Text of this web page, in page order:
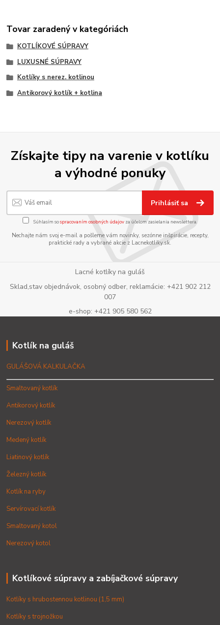
Tovar zaradený v kategóriách
KOTLÍKOVÉ SÚPRAVY
LUXUSNÉ SÚPRAVY
Kotlíky s nerez. kotlinou
Antikorový kotlík + kotlina
Získajte tipy na varenie v kotlíku
a výhodné ponuky
Prihlásiť sa
Súhlasím sospracovaním osobných údajov za účelom zasielania newslettera.
Nechajte nám svoj e-mail a pošleme vám novinky, sezónne inšpirácie, recepty,
praktické rady a vybrané akcie z Lacnekotliky.sk.
Lacné kotlíky na guláš
Sklad,stav objednávok, osobný odber, reklamácie: +421 902 212
007
e-shop: +421 905 580 562
Kotlík na guláš
GULÁŠOVÁ KALKULAČKA
Smaltovaný kotlík
Antikorový kotlík
Nerezový kotlík
Medený kotlík
Liatinový kotlík
Železný kotlík
Kotlík na ryby
Servírovací kotlík
Smaltovaný kotol
Nerezový kotol
Kotlíkové súpravy a zabíjačkové súpravy
Kotlíky s hrubostennou kotlinou (1,5 mm)
Kotlíky s trojnožkou